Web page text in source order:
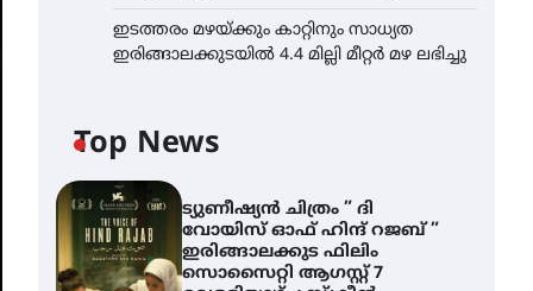
ഇടത്തരം മഴയ്ക്കും കാറ്റിനും സാധ്യത
ഇരിങ്ങാലക്കുടയിൽ 4.4 മില്ലി മീറ്റർ മഴ ലഭിച്ചു
Top News
ട്യുണീഷ്യൻ ചിത്രം ” ദി
വോയിസ് ഓഫ് ഹിന്ദ് റജബ് ”
ഇരിങ്ങാലക്കുട ഫിലിം
സൊസൈറ്റി ആഗസ്റ്റ് 7